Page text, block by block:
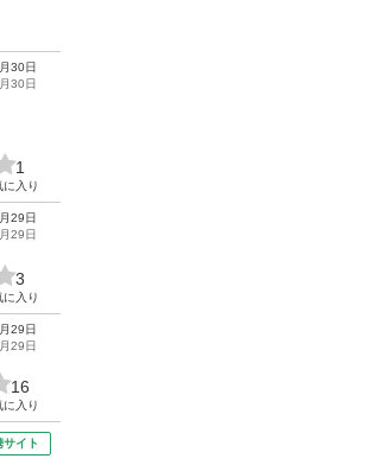
30日
30日
1
に入り
29日
29日
3
に入り
29日
29日
16
に入り
サイト